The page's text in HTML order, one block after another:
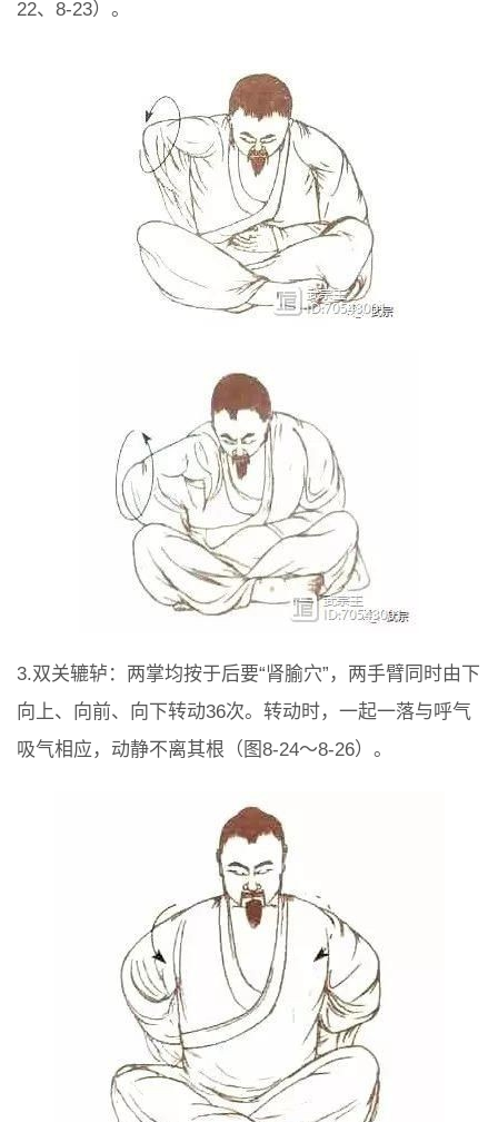
22、8-23）。
3.双关辘轳：两掌均按于后要“肾腧穴”，两手臂同时由下
向上、向前、向下转动36次。转动时，一起一落与呼气
吸气相应，动静不离其根（图8-24～8-26）。